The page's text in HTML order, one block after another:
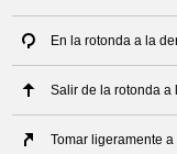
En la rotonda a la
Salir de la rotonda a
Tomar ligeramente